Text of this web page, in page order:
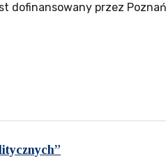
dofinansowany przez